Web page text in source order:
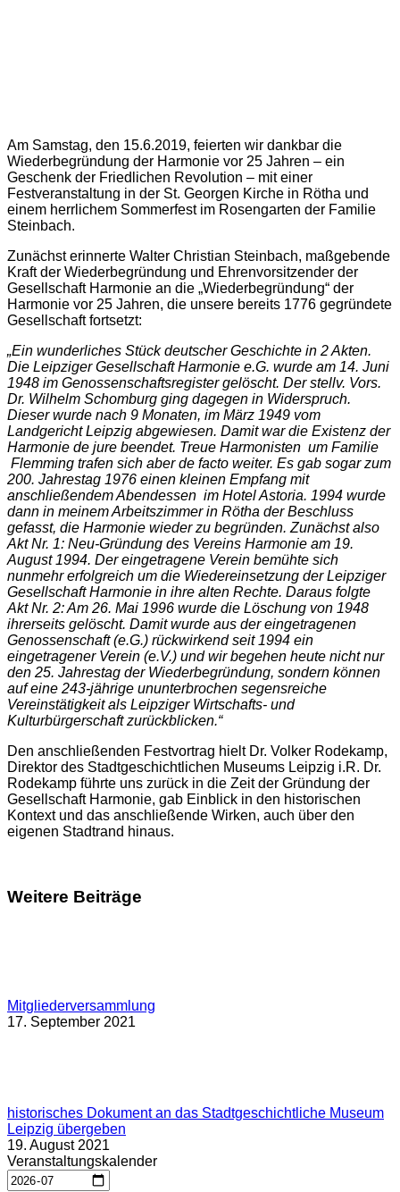
Am Samstag, den 15.6.2019, feierten wir dankbar die
Wiederbegründung der Harmonie vor 25 Jahren – ein
Geschenk der Friedlichen Revolution – mit einer
Festveranstaltung in der St. Georgen Kirche in Rötha und
einem herrlichem Sommerfest im Rosengarten der Familie
Steinbach.
Zunächst erinnerte Walter Christian Steinbach, maßgebende
Kraft der Wiederbegründung und Ehrenvorsitzender der
Gesellschaft Harmonie an die „Wiederbegründung“ der
Harmonie vor 25 Jahren, die unsere bereits 1776 gegründete
Gesellschaft fortsetzt:
„Ein wunderliches Stück deutscher Geschichte in 2 Akten.
Die Leipziger Gesellschaft Harmonie e.G. wurde am 14. Juni
1948 im Genossenschaftsregister gelöscht. Der stellv. Vors.
Dr. Wilhelm Schomburg ging dagegen in Widerspruch.
Dieser wurde nach 9 Monaten, im März 1949 vom
Landgericht Leipzig abgewiesen. Damit war die Existenz der
Harmonie de jure beendet. Treue Harmonisten um Familie
Flemming trafen sich aber de facto weiter. Es gab sogar zum
200. Jahrestag 1976 einen kleinen Empfang mit
anschließendem Abendessen im Hotel Astoria. 1994 wurde
dann in meinem Arbeitszimmer in Rötha der Beschluss
gefasst, die Harmonie wieder zu begründen. Zunächst also
Akt Nr. 1: Neu-Gründung des Vereins Harmonie am 19.
August 1994. Der eingetragene Verein bemühte sich
nunmehr erfolgreich um die Wiedereinsetzung der Leipziger
Gesellschaft Harmonie in ihre alten Rechte. Daraus folgte
Akt Nr. 2: Am 26. Mai 1996 wurde die Löschung von 1948
ihrerseits gelöscht. Damit wurde aus der eingetragenen
Genossenschaft (e.G.) rückwirkend seit 1994 ein
eingetragener Verein (e.V.) und wir begehen heute nicht nur
den 25. Jahrestag der Wiederbegründung, sondern können
auf eine 243-jährige ununterbrochen segensreiche
Vereinstätigkeit als Leipziger Wirtschafts- und
Kulturbürgerschaft zurückblicken.“
Den anschließenden Festvortrag hielt Dr. Volker Rodekamp,
Direktor des Stadtgeschichtlichen Museums Leipzig i.R. Dr.
Rodekamp führte uns zurück in die Zeit der Gründung der
Gesellschaft Harmonie, gab Einblick in den historischen
Kontext und das anschließende Wirken, auch über den
eigenen Stadtrand hinaus.
Weitere Beiträge
Mitgliederversammlung
17. September 2021
historisches Dokument an das Stadtgeschichtliche Museum
Leipzig übergeben
19. August 2021
Veranstaltungskalender